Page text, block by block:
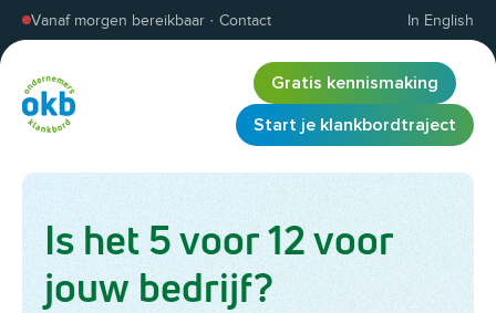
Overslaan en inhoud weergeven
Vanaf morgen bereikbaar · Contact In English
Gratis kennismaking
Start je klankbordtraject
Is het 5 voor 12 voor
jouw bedrijf?